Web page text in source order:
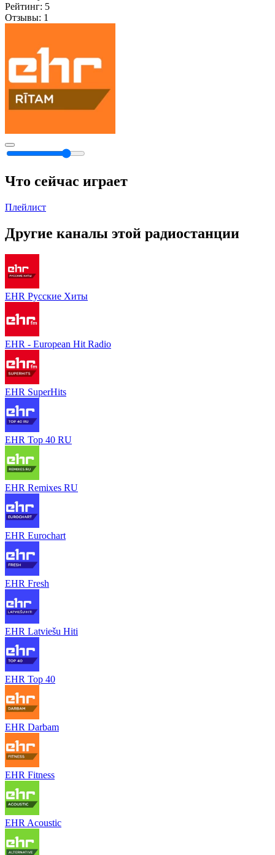
Рейтинг: 5
Отзывы: 1
Что сейчас играет
Плейлист
Другие каналы этой радиостанции
EHR Русские Хиты
EHR - European Hit Radio
EHR SuperHits
EHR Top 40 RU
EHR Remixes RU
EHR Eurochart
EHR Fresh
EHR Latviešu Hiti
EHR Top 40
EHR Darbam
EHR Fitness
EHR Acoustic